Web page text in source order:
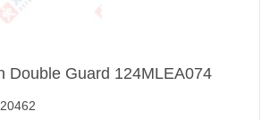
Double Guard 124MLEA074